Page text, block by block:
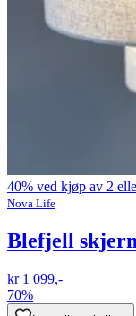
40% ved kjøp av 2
Nova Life
Blefjell
kr 1 099,-
70%